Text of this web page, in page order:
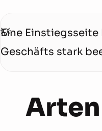
Eine
Geschäfts stark